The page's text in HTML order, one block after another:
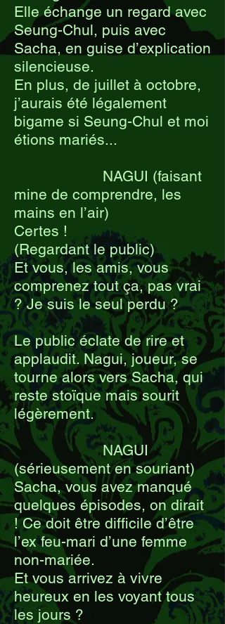
Elle échange un regard avec
Seung-Chul, puis avec
Sacha, en guise d’explication
silencieuse.
En plus, de juillet à octobre,
j’aurais été légalement
bigame si Seung-Chul et moi
étions mariés...
NAGUI (faisant
mine de comprendre, les
mains en l’air)
Certes !
(Regardant le public)
Et vous, les amis, vous
comprenez tout ça, pas vrai
? Je suis le seul perdu ?
Le public éclate de rire et
applaudit. Nagui, joueur, se
tourne alors vers Sacha, qui
reste stoïque mais sourit
légèrement.
NAGUI
(sérieusement en souriant)
Sacha, vous avez manqué
quelques épisodes, on dirait
! Ce doit être difficile d’être
l’ex feu-mari d’une femme
non-mariée.
Et vous arrivez à vivre
heureux en les voyant tous
les jours ?